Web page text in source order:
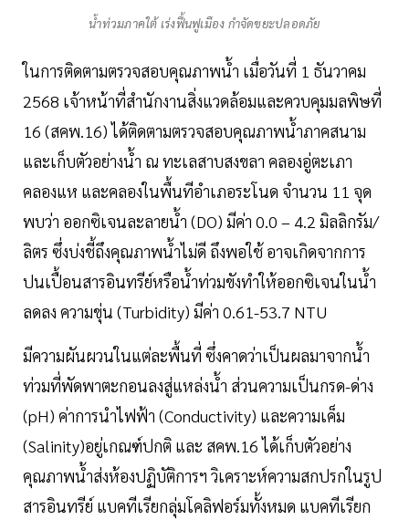
น้ำท่วมภาคใต้ เร่งฟื้นฟูเมือง กำจัดขยะปลอดภัย
ในการติดตามตรวจสอบคุณภาพน้ำ เมื่อวันที่ 1 ธันวาคม
2568 เจ้าหน้าที่สำนักงานสิ่งแวดล้อมและควบคุมมลพิษที่
16 (สคพ.16) ได้ติดตามตรวจสอบคุณภาพน้ำภาคสนาม
และเก็บตัวอย่างน้ำ ณ ทะเลสาบสงขลา คลองอู่ตะเภา
คลองแห และคลองในพื้นทีอำเภอระโนด จำนวน 11 จุด
พบว่า ออกซิเจนละลายน้ำ (DO) มีค่า 0.0 – 4.2 มิลลิกรัม/
ลิตร ซึ่งบ่งชี้ถึงคุณภาพน้ำไม่ดี ถึงพอใช้ อาจเกิดจากการ
ปนเปื้อนสารอินทรีย์หรือน้ำท่วมขังทำให้ออกซิเจนในน้ำ
ลดลง ความขุ่น (Turbidity) มีค่า 0.61-53.7 NTU
มีความผันผวนในแต่ละพื้นที่ ซึ่งคาดว่าเป็นผลมาจากน้ำ
ท่วมที่พัดพาตะกอนลงสู่แหล่งน้ำ ส่วนความเป็นกรด-ด่าง
(pH) ค่าการนำไฟฟ้า (Conductivity) และความเค็ม
(Salinity)อยู่เกณฑ์ปกติ และ สคพ.16 ได้เก็บตัวอย่าง
คุณภาพน้ำส่งห้องปฏิบัติการฯ วิเคราะห์ความสกปรกในรูป
สารอินทรีย์ แบคทีเรียกลุ่มโคลิฟอร์มทั้งหมด แบคทีเรียก